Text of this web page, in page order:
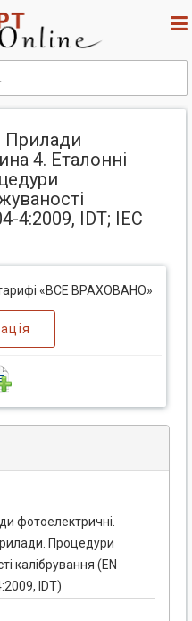
Прилади
4. Еталонні
4:2009, IDT; ІЕС
«ВСЕ ВРАХОВАНО»
фотоелектричні.
Процедури
калібрування (EN
IDT)